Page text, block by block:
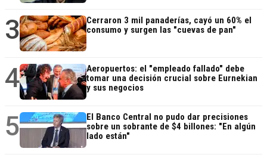
3
Cerraron 3 mil panaderías, cayó un 60% el
consumo y surgen las "cuevas de pan"
4
Aeropuertos: el "empleado fallado" debe
tomar una decisión crucial sobre Eurnekian
y sus negocios
5
El Banco Central no pudo dar precisiones
sobre un sobrante de $4 billones: "En algún
lado están"